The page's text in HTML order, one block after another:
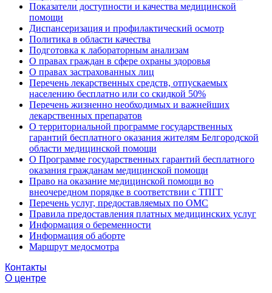
Показатели доступности и качества медицинской
помощи
Диспансеризация и профилактический осмотр
Политика в области качества
Подготовка к лабораторным анализам
О правах граждан в сфере охраны здоровья
О правах застрахованных лиц
Перечень лекарственных средств, отпускаемых
населению бесплатно или со скидкой 50%
Перечень жизненно необходимых и важнейших
лекарственных препаратов
О территориальной программе государственных
гарантий бесплатного оказания жителям Белгородской
области медицинской помощи
О Программе государственных гарантий бесплатного
оказания гражданам медицинской помощи
Право на оказание медицинской помощи во
внеочередном порядке в соответствии с ТПГГ
Перечень услуг, предоставляемых по ОМС
Правила предоставления платных медицинских услуг
Информация о беременности
Информация об аборте
Маршрут медосмотра
Контакты
О центре